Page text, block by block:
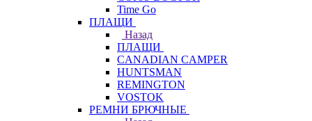
Time Go
ПЛАЩИ
Назад
ПЛАЩИ
CANADIAN CAMPER
HUNTSMAN
REMINGTON
VOSTOK
РЕМНИ БРЮЧНЫЕ